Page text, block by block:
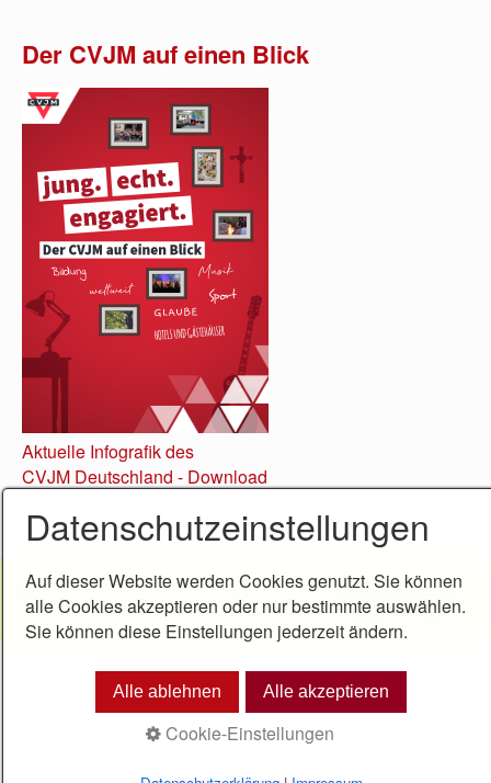
Der CVJM auf einen Blick
Aktuelle Infografik des
CVJM Deutschland - Download
Startseite Kontakt Impressum Datenschutz
Sitemap
© 2018 CVJM Aalen
Datenschutzeinstellungen
Auf dieser Website werden Cookies genutzt. Sie können
alle Cookies akzeptieren oder nur bestimmte auswählen.
Sie können diese Einstellungen jederzeit ändern.
Alle ablehnen Alle akzeptieren
Cookie-Einstellungen